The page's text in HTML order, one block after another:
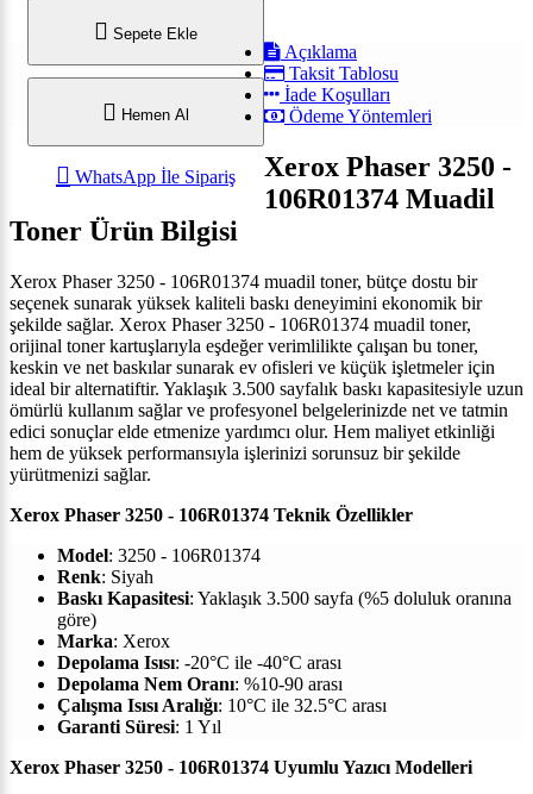
Sepete Ekle
Hemen Al
WhatsApp İle Sipariş
Açıklama
Taksit Tablosu
İade Koşulları
Ödeme Yöntemleri
Xerox Phaser 3250 -
106R01374 Muadil
Toner Ürün Bilgisi
Xerox Phaser 3250 - 106R01374 muadil toner, bütçe dostu bir
seçenek sunarak yüksek kaliteli baskı deneyimini ekonomik bir
şekilde sağlar. Xerox Phaser 3250 - 106R01374 muadil toner,
orijinal toner kartuşlarıyla eşdeğer verimlilikte çalışan bu toner,
keskin ve net baskılar sunarak ev ofisleri ve küçük işletmeler için
ideal bir alternatiftir. Yaklaşık 3.500 sayfalık baskı kapasitesiyle uzun
ömürlü kullanım sağlar ve profesyonel belgelerinizde net ve tatmin
edici sonuçlar elde etmenize yardımcı olur. Hem maliyet etkinliği
hem de yüksek performansıyla işlerinizi sorunsuz bir şekilde
yürütmenizi sağlar.
Xerox Phaser 3250 - 106R01374 Teknik Özellikler
Model: 3250 - 106R01374
Renk: Siyah
Baskı Kapasitesi: Yaklaşık 3.500 sayfa (%5 doluluk oranına
göre)
Marka: Xerox
Depolama Isısı: -20°C ile -40°C arası
Depolama Nem Oranı: %10-90 arası
Çalışma Isısı Aralığı: 10°C ile 32.5°C arası
Garanti Süresi: 1 Yıl
Xerox Phaser 3250 - 106R01374 Uyumlu Yazıcı Modelleri